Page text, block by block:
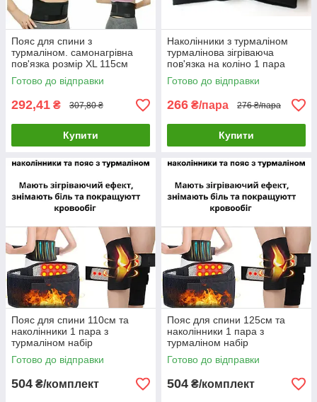
Пояс для спини з
турмаліном. самонагрівна
пов'язка розмір XL 115см
Готово до відправки
292,41 ₴ 307,80 ₴
Купити
Наколінники з турмаліном
турмалінова зігріваюча
пов'язка на коліно 1 пара
Готово до відправки
266 ₴/пара 276 ₴/пара
Купити
Пояс для спини 110см та
наколінники 1 пара з
турмаліном набір
зігрівальний
Готово до відправки
504 ₴/комплект
Пояс для спини 125см та
наколінники 1 пара з
турмаліном набір
зігрівальний
Готово до відправки
504 ₴/комплект